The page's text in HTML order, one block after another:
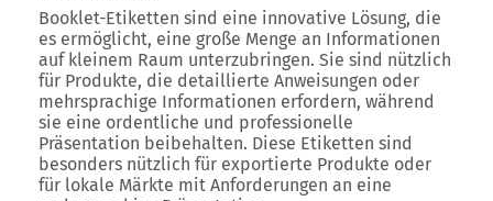
Booklet-Etiketten sind eine innovative Lösung, die
es ermöglicht, eine große Menge an Informationen
auf kleinem Raum unterzubringen. Sie sind nützlich
für Produkte, die detaillierte Anweisungen oder
mehrsprachige Informationen erfordern, während
sie eine ordentliche und professionelle
Präsentation beibehalten. Diese Etiketten sind
besonders nützlich für exportierte Produkte oder
für lokale Märkte mit Anforderungen an eine